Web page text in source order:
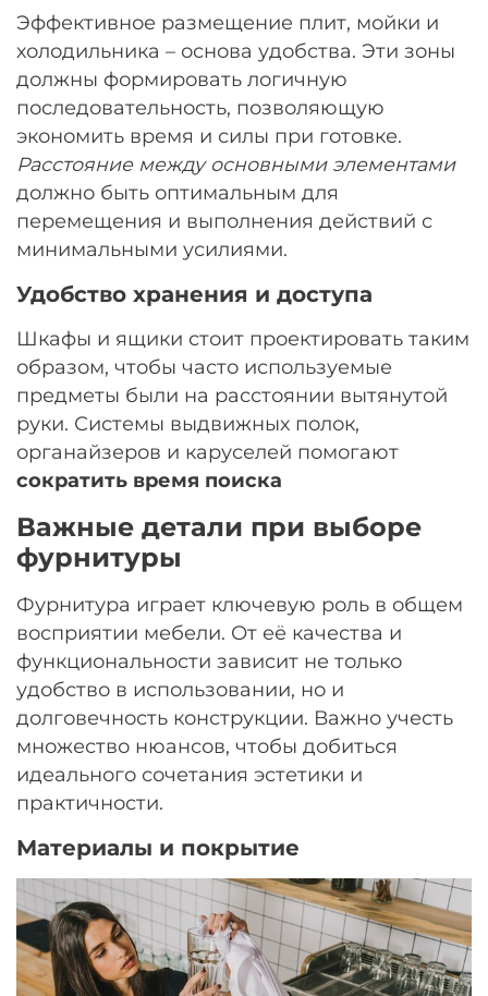
Эффективное размещение плит, мойки и
холодильника – основа удобства. Эти зоны
должны формировать логичную
последовательность, позволяющую
экономить время и силы при готовке.
Расстояние между основными элементами
должно быть оптимальным для
перемещения и выполнения действий с
минимальными усилиями.
Удобство хранения и доступа
Шкафы и ящики стоит проектировать таким
образом, чтобы часто используемые
предметы были на расстоянии вытянутой
руки. Системы выдвижных полок,
органайзеров и каруселей помогают
сократить время поиска
Важные детали при выборе
фурнитуры
Фурнитура играет ключевую роль в общем
восприятии мебели. От её качества и
функциональности зависит не только
удобство в использовании, но и
долговечность конструкции. Важно учесть
множество нюансов, чтобы добиться
идеального сочетания эстетики и
практичности.
Материалы и покрытие